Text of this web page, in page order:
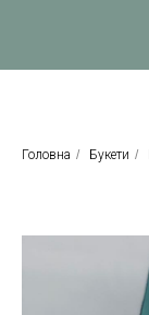
Головна / Букети /